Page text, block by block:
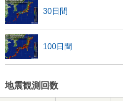
30日間
100日間
地震観測回数